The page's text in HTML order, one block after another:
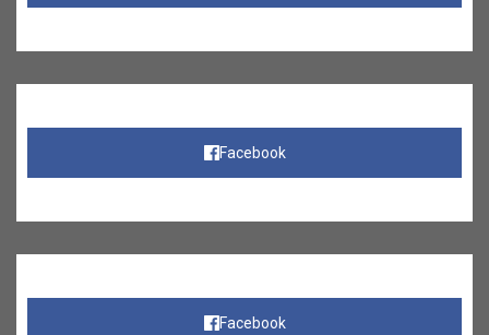
Facebook
Facebook